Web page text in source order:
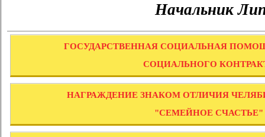
Начальник
ГОСУДАРСТВЕННАЯ СОЦИАЛЬНАЯ
СОЦИАЛЬНОГО
НАГРАЖДЕНИЕ ЗНАКОМ ОТЛИЧИЯ
"СЕМЕЙНОЕ СЧАСТЬЕ"